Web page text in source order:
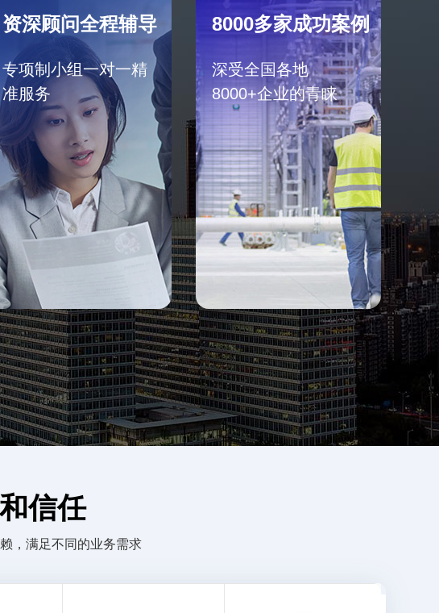
资深顾问全程辅导
专项制小组一对一精
准服务
8000多家成功案例
深受全国各地
8000+企业的青睐
信任
，满足不同的业务需求